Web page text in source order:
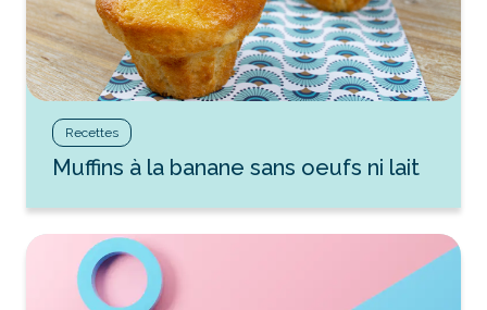
Recettes
Muffins à la banane sans oeufs ni lait